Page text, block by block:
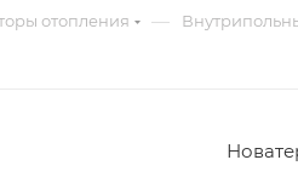
отопления —